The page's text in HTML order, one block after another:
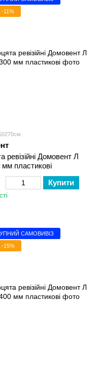
11%
ревізійні Домовент Л
мм пластикові
Купити
САМОВИВІЗ
15%